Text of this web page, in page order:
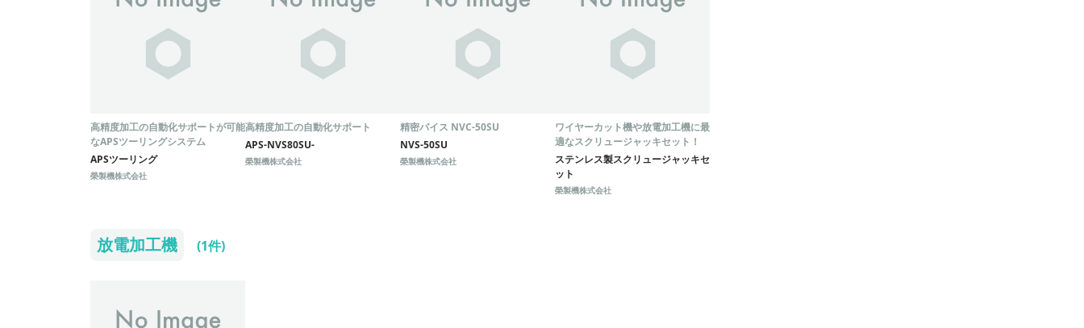
高精度加工の自動化サポートが可能
なAPSツーリングシステム
APSツーリング
榮製機株式会社
高精度加工の自動化サポート
APS-NVS80SU-
榮製機株式会社
精密バイス NVC-50SU
NVS-50SU
榮製機株式会社
ワイヤーカット機や放電加工機に最
適なスクリュージャッキセット！
ステンレス製スクリュージャッキセ
ット
榮製機株式会社
放電加工機 (1件)